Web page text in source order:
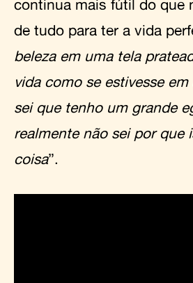
continua mais fútil do que
de tudo para ter a vida
beleza em uma tela
vida como se estivesse
sei que tenho um grande
realmente não sei por que
coisa”.